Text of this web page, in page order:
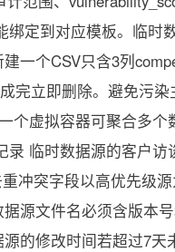
绑定到对应模板。临
一个CSV只含3列
完立即删除。避免污
个虚拟容器可聚合多
录 临时数据源的客户
冲突字段以高优先级
源文件名必须含版本
的修改时间若超过7